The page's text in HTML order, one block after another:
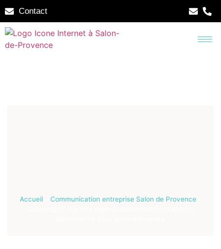
Contact
Accueil» Communication entreprise Salon de Provence»